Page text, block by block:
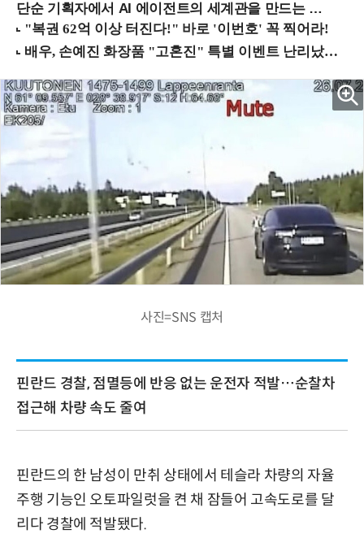
단순 기획자에서 AI 에이전트의 세계관을 만드는 지식 설계자로.. (8/20 강남역)
사진=SNS 캡처
핀란드 경찰, 점멸등에 반응 없는 운전자 적발…순찰차
접근해 차량 속도 줄여
핀란드의 한 남성이 만취 상태에서 테슬라 차량의 자율
주행 기능인 오토파일럿을 켠 채 잠들어 고속도로를 달
리다 경찰에 적발됐다.